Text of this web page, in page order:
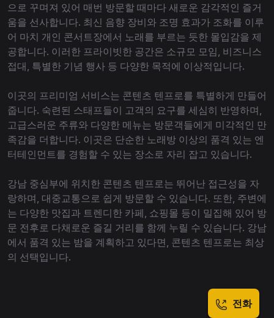
으로 꾸며져 있어 매번 방문할 때마다 새로운 감각적인 즐거
움을 선사합니다. 최신 음향 장비와 조명 효과가 조화를 이루
어 마치 개인 콘서트장에서 노래를 부르는 듯한 몰입감을 제
공합니다. 이러한 프라이빗한 공간은 소규모 모임, 비즈니스
접대, 특별한 기념 행사 등 다양한 목적에 이상적입니다.
이곳의 프리미엄 서비스는 콘텐츠 텐프로를 특별하게 만들어
줍니다. 숙련된 스태프들이 고객의 요구를 세심히 반영하며,
고급스러운 주류와 다양한 메뉴는 방문객들에게 미각적인 만
족감을 더합니다. 이곳은 단순한 노래방 이상의 품격 있는 엔
터테인먼트를 경험할 수 있는 장소로 자리 잡고 있습니다.
강남 중심부에 위치한 콘텐츠 텐프로는 뛰어난 접근성을 자
랑하며, 대중교통으로 쉽게 방문할 수 있습니다. 또한, 주변에
는 다양한 맛집과 트렌디한 카페, 쇼핑몰 등이 밀집해 있어 방
문 전후로 다채로운 즐길 거리를 함께 누릴 수 있습니다. 강남
에서 품격 있는 밤을 계획하고 있다면, 콘텐츠 텐프로는 최상
의 선택입니다.
전화